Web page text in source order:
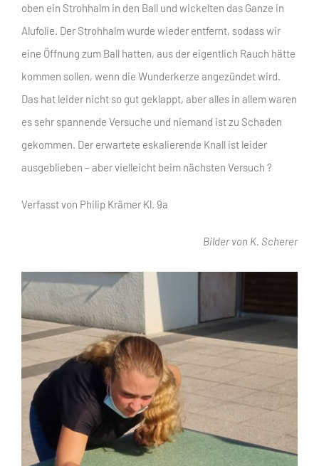
oben ein Strohhalm in den Ball und wickelten das Ganze in
Alufolie. Der Strohhalm wurde wieder entfernt, sodass wir
eine Öffnung zum Ball hatten, aus der eigentlich Rauch hätte
kommen sollen, wenn die Wunderkerze angezündet wird.
Das hat leider nicht so gut geklappt, aber alles in allem waren
es sehr spannende Versuche und niemand ist zu Schaden
gekommen. Der erwartete eskalierende Knall ist leider
ausgeblieben – aber vielleicht beim nächsten Versuch ?
Verfasst von Philip Krämer Kl. 9a
Bilder von K. Scherer